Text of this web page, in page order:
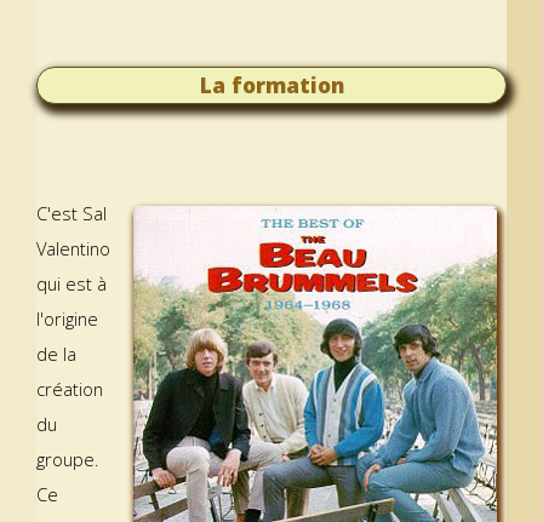
La formation
C'est Sal
Valentino
qui est à
l'origine
de la
création
du
groupe.
Ce